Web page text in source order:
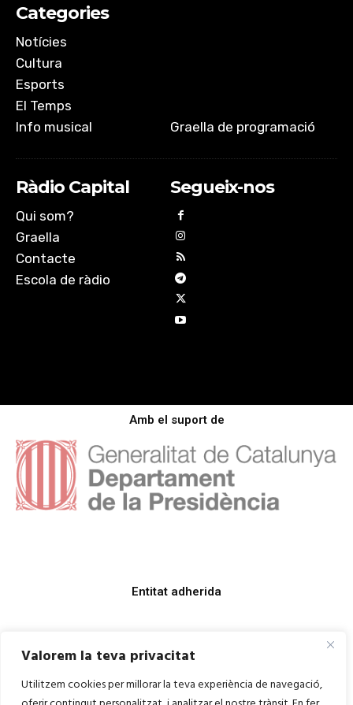
Valorem la teva privacitat
Utilitzem cookies per millorar la teva experiència de navegació,
Categories
Notícies
Cultura
Esports
El Temps
Info musical
Graella de programació
Ràdio Capital
Qui som?
Graella
Contacte
Escola de ràdio
Segueix-nos
Amb el suport de
Entitat adherida